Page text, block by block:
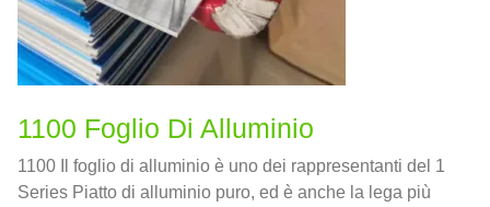
1100 Foglio Di Alluminio
1100 Il foglio di alluminio è uno dei rappresentanti del 1
Series Piatto di alluminio puro, ed è anche la lega più